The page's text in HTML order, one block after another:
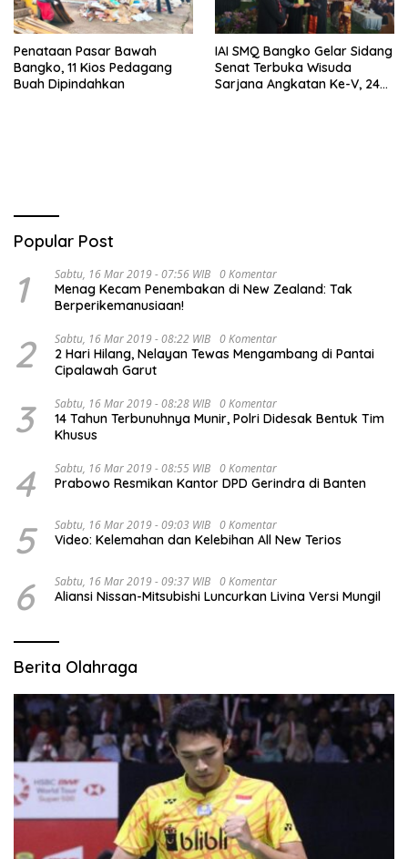
Penataan Pasar Bawah
Bangko, 11 Kios Pedagang
Buah Dipindahkan
IAI SMQ Bangko Gelar Sidang
Senat Terbuka Wisuda
Sarjana Angkatan Ke-V, 243
Popular Post
1 Sabtu, 16 Mar 2019 - 07:56 WIB 0 Komentar
Menag Kecam Penembakan di New Zealand: Tak
Berperikemanusiaan!
2 Sabtu, 16 Mar 2019 - 08:22 WIB 0 Komentar
2 Hari Hilang, Nelayan Tewas Mengambang di Pantai
Cipalawah Garut
3 Sabtu, 16 Mar 2019 - 08:28 WIB 0 Komentar
14 Tahun Terbunuhnya Munir, Polri Didesak Bentuk Tim
Khusus
4 Sabtu, 16 Mar 2019 - 08:55 WIB 0 Komentar
Prabowo Resmikan Kantor DPD Gerindra di Banten
5 Sabtu, 16 Mar 2019 - 09:03 WIB 0 Komentar
Video: Kelemahan dan Kelebihan All New Terios
6 Sabtu, 16 Mar 2019 - 09:37 WIB 0 Komentar
Aliansi Nissan-Mitsubishi Luncurkan Livina Versi Mungil
Berita Olahraga